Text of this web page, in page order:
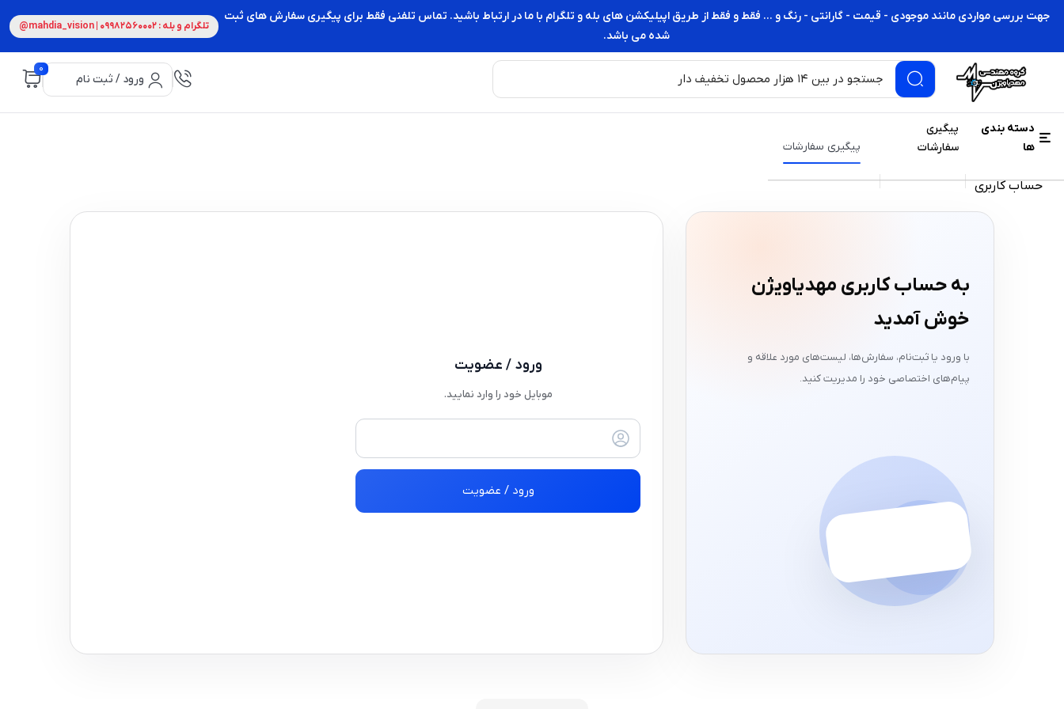
جهت بررسی مواردی مانند موجودی - قیمت - گارانتی - رنگ و ... فقط و فقط از طریق اپیلیکشن های بله و تلگرام با ما در ارتباط باشید. تماس تلفنی فقط برای پیگیری سفارش های ثبت
شده می باشد.
تلگرام و بله : 09982560002 | mahdia_vision@
ورود / ثبت نام
0
دسته بندی
ها
پیگیری
سفارشات
پیگیری سفارشات
حساب کاربری
به حساب کاربری مهدیاویژن
خوش آمدید
با ورود یا ثبت‌نام، سفارش‌ها، لیست‌های مورد علاقه و
پیام‌های اختصاصی خود را مدیریت کنید.
ورود / عضویت
موبایل خود را وارد نمایید.
ورود / عضویت